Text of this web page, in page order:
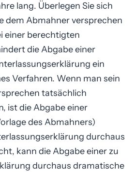
lang. Überlegen Sie sich
dem Abmahner versprechen
einer berechtigten
die Abgabe einer
ein
Verfahren. Wenn man sein
tatsächlich
ist die Abgabe einer
des Abmahners)
durchaus
kann die Abgabe einer zu
durchaus dramatische